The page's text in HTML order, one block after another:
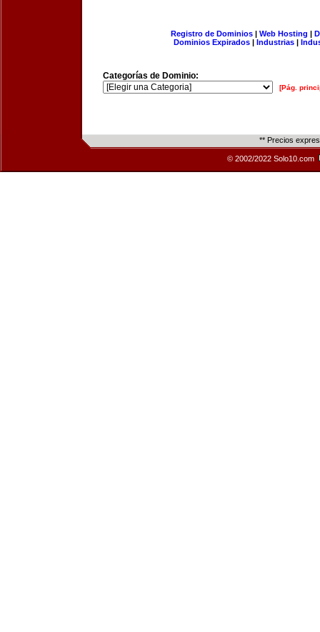
Registro de Dominios| Web Hosting |
Dominios Expirados | Industrias |
Categorías de Dominio:
[Pág.
** Precios
© 2002/2022 Solo10.com